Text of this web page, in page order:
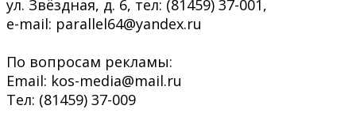
ул. Звёздная, д. 6, тел: (81459) 37-001,
e-mail: parallel64@yandex.ru
По вопросам рекламы:
Email: kos-media@mail.ru
Тел: (81459) 37-009